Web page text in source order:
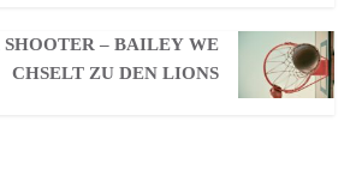
– BAILEY WE
CHSELT ZU DEN LIONS